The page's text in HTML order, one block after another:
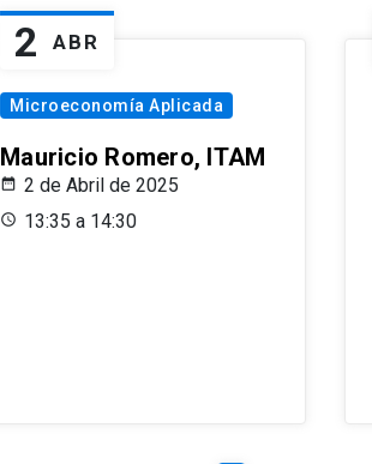
2 ABR
Microeconomía Aplicada
Mauricio Romero, ITAM
2 de Abril de 2025
13:35 a 14:30